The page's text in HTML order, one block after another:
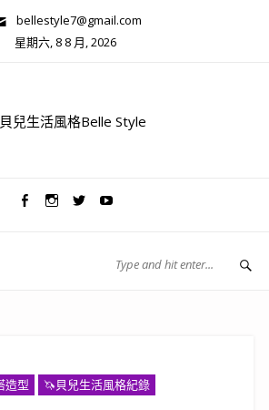
bellestyle7@gmail.com
星期六, 8 8 月, 2026
造型 🦄️貝兒生活風格紀錄